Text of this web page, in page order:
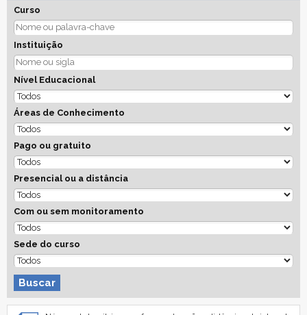
Curso
Instituição
Nível Educacional
Áreas de Conhecimento
Pago ou gratuito
Presencial ou a distância
Com ou sem monitoramento
Sede do curso
Buscar